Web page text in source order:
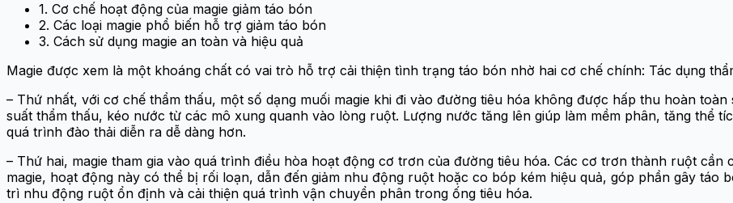
1. Cơ chế hoạt động của magie giảm táo bón
2. Các loại magie phổ biến hỗ trợ giảm táo bón
3. Cách sử dụng magie an toàn và hiệu quả
Magie được xem là một khoáng chất có vai trò hỗ trợ cải thiện tình trạng táo bón nhờ hai cơ chế chính: Tác dụng
– Thứ nhất, với cơ chế thẩm thấu, một số dạng muối magie khi đi vào đường tiêu hóa không được hấp thu hoàn
suất thẩm thấu, kéo nước từ các mô xung quanh vào lòng ruột. Lượng nước tăng lên giúp làm mềm phân, tăng thể
quá trình đào thải diễn ra dễ dàng hơn.
– Thứ hai, magie tham gia vào quá trình điều hòa hoạt động cơ trơn của đường tiêu hóa. Các cơ trơn thành ruột
magie, hoạt động này có thể bị rối loạn, dẫn đến giảm nhu động ruột hoặc co bóp kém hiệu quả, góp phần gây táo
trì nhu động ruột ổn định và cải thiện quá trình vận chuyển phân trong ống tiêu hóa.